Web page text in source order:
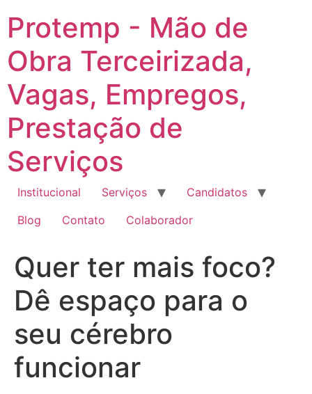
para
conteúdo
Protemp - Mão de
Obra Terceirizada,
Vagas, Empregos,
Prestação de
Serviços
Institucional Serviços
Candidatos
Blog
Contato Colaborador
Quer ter mais foco?
Dê espaço para o
seu cérebro
funcionar